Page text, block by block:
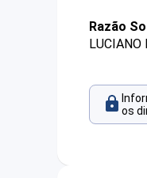
Razão
LUCIANO
os